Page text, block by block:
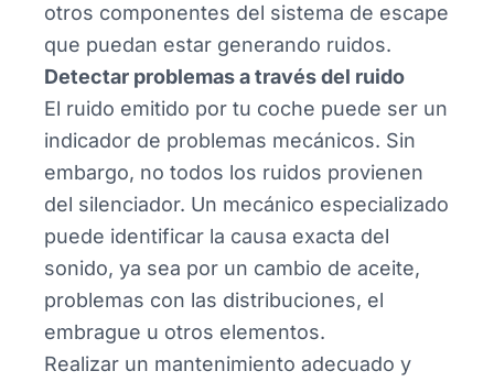
otros componentes del sistema de escape
que puedan estar generando ruidos.
Detectar problemas a través del ruido
El ruido emitido por tu coche puede ser un
indicador de problemas mecánicos. Sin
embargo, no todos los ruidos provienen
del silenciador. Un mecánico especializado
puede identificar la causa exacta del
sonido, ya sea por un cambio de aceite,
problemas con las distribuciones, el
embrague u otros elementos.
Realizar un mantenimiento adecuado y